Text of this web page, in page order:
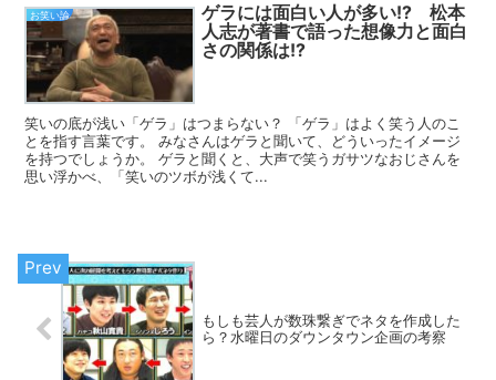
お笑い論
ゲラには面白い人が多い!? 松本
人志が著書で語った想像力と面白
さの関係は!?
笑いの底が浅い「ゲラ」はつまらない？ 「ゲラ」はよく笑う人のこ
とを指す言葉です。 みなさんはゲラと聞いて、どういったイメージ
を持つでしょうか。 ゲラと聞くと、大声で笑うガサツなおじさんを
思い浮かべ、「笑いのツボが浅くて...
もしも芸人が数珠繋ぎでネタを作成した
ら？水曜日のダウンタウン企画の考察